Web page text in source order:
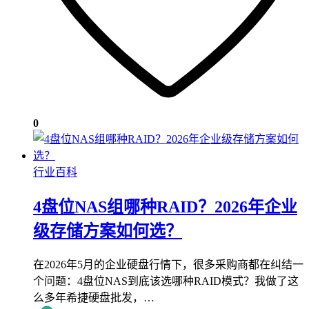
0
行业百科
4盘位NAS组哪种RAID？2026年企业
级存储方案如何选？
在2026年5月的企业硬盘行情下，很多采购商都在纠结一
个问题：4盘位NAS到底该选哪种RAID模式？我做了这
么多年希捷硬盘批发，…